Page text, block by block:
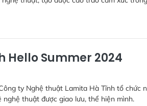
Hello Summer 2024
ty Nghệ thuật Lamita Hà Tĩnh tổ chức
thuật được giao lưu, thể hiện mình.